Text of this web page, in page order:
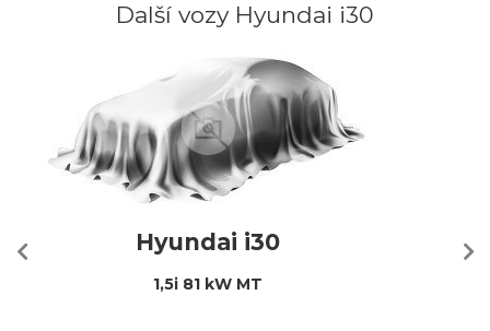
Další vozy Hyundai i30
Hyundai i30
1,5i 81 kW MT